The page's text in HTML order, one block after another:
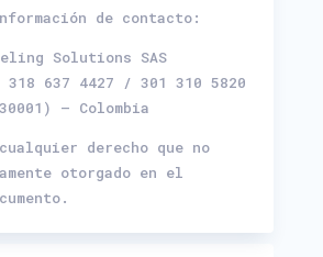
de contacto:
Solutions SAS
318 637 4427 / 301 310 5820
– Colombia
derecho que no
otorgado en el